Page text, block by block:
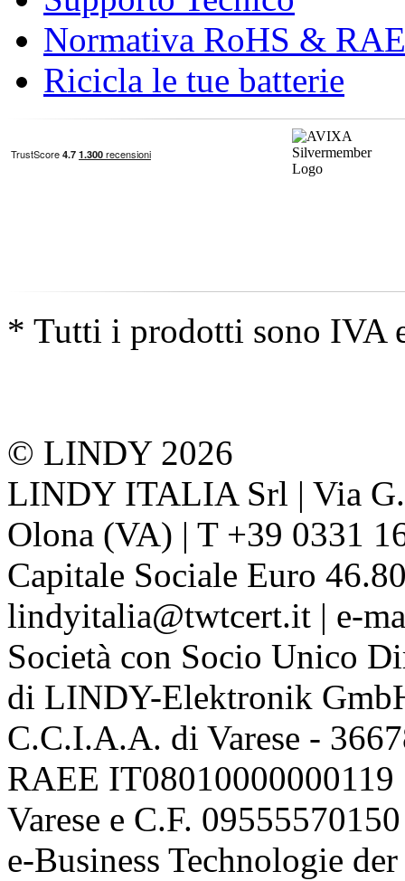
Normativa RoHS &
Ricicla le tue batterie
* Tutti i prodotti sono IVA
© LINDY 2026
LINDY ITALIA Srl | Via
Olona (VA) | T +39 0331
Capitale Sociale Euro
lindyitalia@twtcert.it | e-
Società con Socio Unico
di LINDY-Elektronik
C.C.I.A.A. di Varese -
RAEE
Varese e C.F. 09555570150
e-Business Technologie